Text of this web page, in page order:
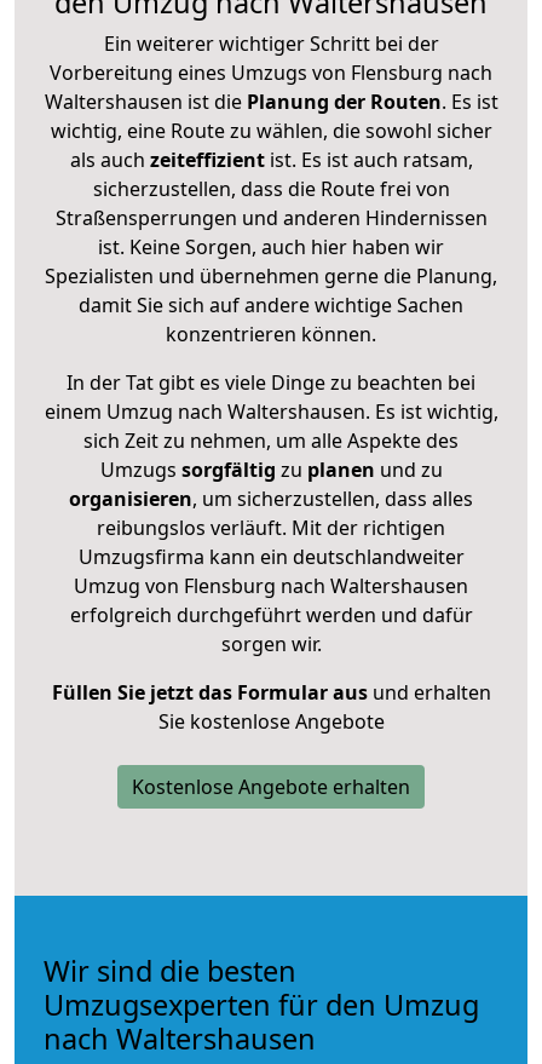
Ein weiterer wichtiger Schritt bei der
Vorbereitung eines Umzugs von Flensburg nach
Waltershausen ist diePlanung der Routen. Es ist
wichtig, eine Route zu wählen, die sowohl sicher
als auch zeiteffizientist. Es ist auch ratsam,
sicherzustellen, dass die Route frei von
Straßensperrungen und anderen Hindernissen
ist. Keine Sorgen, auch hier haben wir
Spezialisten und übernehmen gerne die Planung,
damit Sie sich auf andere wichtige Sachen
konzentrieren können.
In der Tat gibt es viele Dinge zu beachten bei
einem Umzug nach Waltershausen. Es ist wichtig,
sich Zeit zu nehmen, um alle Aspekte des
Umzugs sorgfältig zu planen und zu
organisieren, um sicherzustellen, dass alles
reibungslos verläuft. Mit der richtigen
Umzugsfirma kann ein deutschlandweiter
Umzug von Flensburg nach Waltershausen
erfolgreich durchgeführt werden und dafür
sorgen wir.
Füllen Sie jetzt das Formular ausund erhalten
Sie kostenlose Angebote
Kostenlose Angebote erhalten
Wir sind die besten
Umzugsexperten für den Umzug
nach Waltershausen